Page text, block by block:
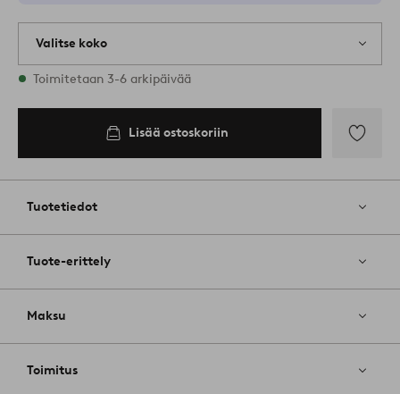
Valitse koko
Varastossa on kaikkia kokoja
Toimitetaan 3-6 arkipäivää
Lisää Lisää ostoskoriin
Tuotetiedot
Tuote-erittely
Maksu
Toimitus